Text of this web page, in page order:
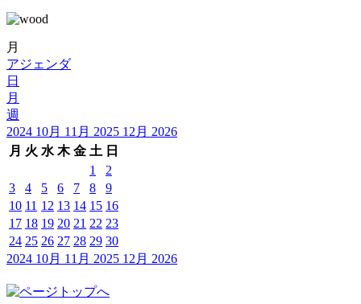
月
アジェンダ
日
月
週
2024 10月 11月 2025 12月 2026
月 火 水 木 金 土 日
1
2
3
4 5 6 7 8
9
10 11 12 13 14 15 16
17 18 19 20 21 22 23
24 25 26 27 28 29 30
2024 10月 11月 2025 12月 2026